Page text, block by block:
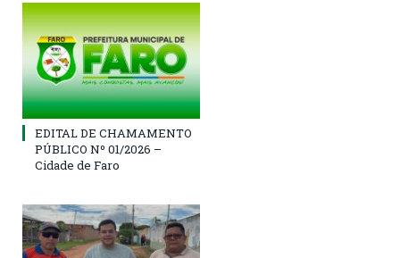
EDITAL DE CHAMAMENTO
PÚBLICO Nº 01/2026 –
Cidade de Faro